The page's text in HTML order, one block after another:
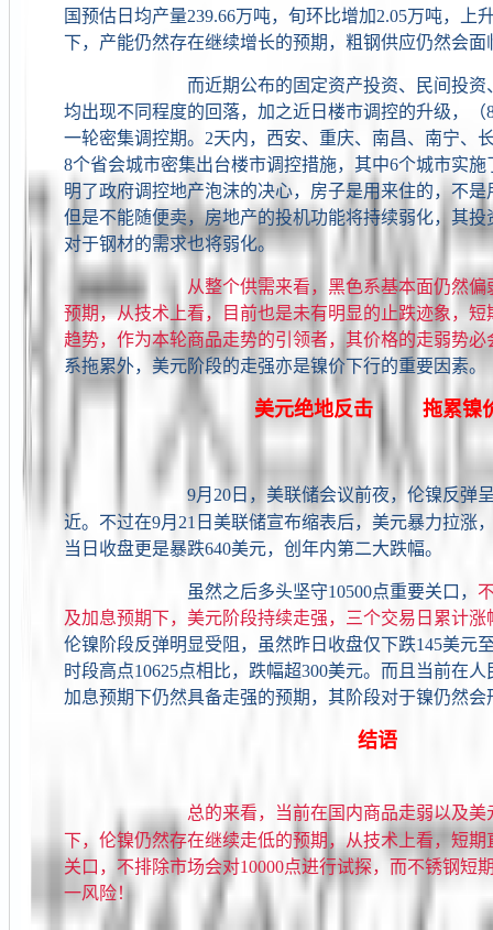
国预估日均产量239.66万吨，旬环比增加2.05万吨，上
下，产能仍然存在继续增长的预期，粗钢供应仍然会面
而近期公布的固定资产投资、民间投资、
均出现不同程度的回落，加之近日楼市调控的升级，（
一轮密集调控期。2天内，西安、重庆、南昌、南宁、
8个省会城市密集出台楼市调控措施，其中6个城市实
明了政府调控地产泡沫的决心，房子是用来住的，不
但是不能随便卖，房地产的投机功能将持续弱化，其
对于钢材的需求也将弱化。
从整个供需来看，黑色系基本面仍然偏
预期，从技术上看，目前也是未有明显的止跌迹象，
趋势，作为本轮商品走势的引领者，其价格的走弱势
系拖累外，美元阶段的走强亦是镍价下行的重要因素。
美元绝地反击 拖累镍
9月20日，美联储会议前夜，伦镍反弹
近。不过在9月21日美联储宣布缩表后，美元暴力拉涨
当日收盘更是暴跌640美元，创年内第二大跌幅。
虽然之后多头坚守10500点重要关口，
及加息预期下，美元阶段持续走强，三个交易日累计涨
伦镍阶段反弹明显受阻，虽然昨日收盘仅下跌145美元
时段高点10625点相比，跌幅超300美元。而且当前在
加息预期下仍然具备走强的预期，其阶段对于镍仍然
结语
总的来看，当前在国内商品走弱以及美
下，伦镍仍然存在继续走低的预期，从技术上看，短期
关口，不排除市场会对10000点进行试探，而不锈钢短
一风险！